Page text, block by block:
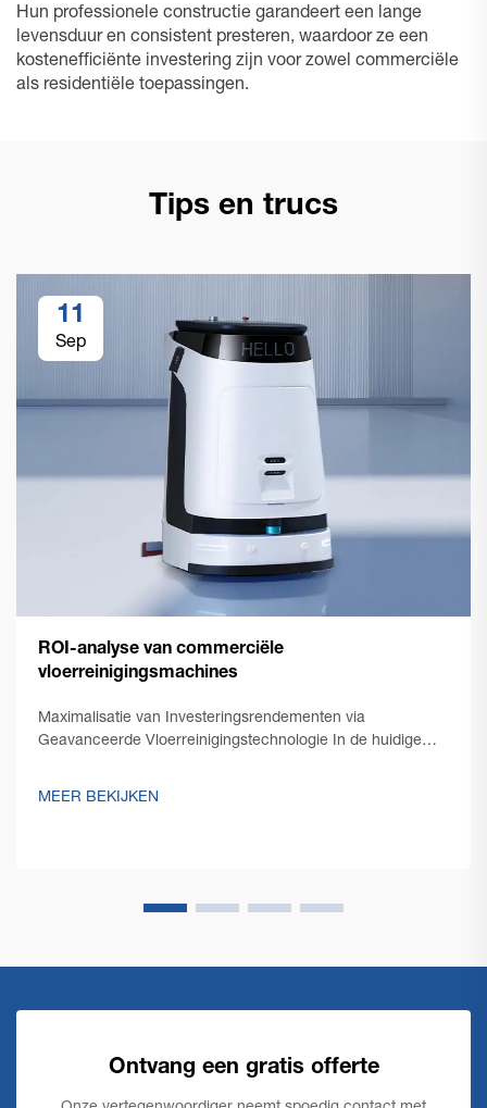
Hun professionele constructie garandeert een lange
levensduur en consistent presteren, waardoor ze een
kostenefficiënte investering zijn voor zowel commerciële
als residentiële toepassingen.
Tips en trucs
11
Sep
ROI-analyse van commerciële
vloerreinigingsmachines
Maximalisatie van Investeringsrendementen via
Geavanceerde Vloerreinigingstechnologie In de huidige
ondernemers zich steeds meer op het optimaliseren van
MEER BEKIJKEN
Ontvang een gratis offerte